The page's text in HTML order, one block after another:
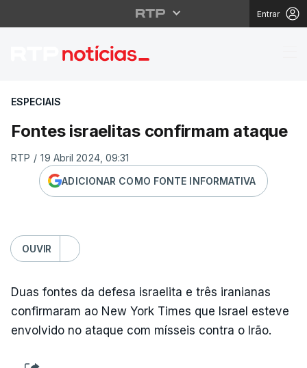
Entrar
Fontes israelitas
ESPECIAIS
Fontes israelitas confirmam ataque
RTP / 19 Abril 2024, 09:31
ADICIONAR COMO FONTE INFORMATIVA
OUVIR
Duas fontes da defesa israelita e três iranianas
confirmaram ao New York Times que Israel esteve
envolvido no ataque com mísseis contra o Irão.